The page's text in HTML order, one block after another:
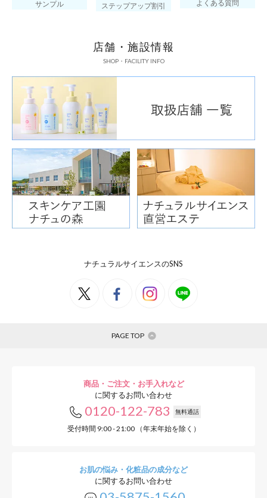
サンプル ステップアップ割引 よくある質問
店舗・施設情報
SHOP・FACILITY INFO
ナチュラルサイエンスのSNS
PAGE TOP
商品・ご注文・お手入れなど
に関するお問い合わせ
0120-122-783 無料通話
受付時間 9:00 - 21:00 （年末年始を除く）
お肌の悩み・化粧品の成分など
に関するお問い合わせ